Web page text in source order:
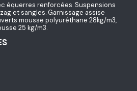
équerres renforcées. Suspensions
et sangles. Garnissage assise
mousse polyuréthane 28kg/m3,
25 kg/m3.